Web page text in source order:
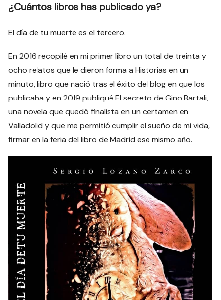
¿Cuántos libros has publicado ya?
El día de tu muerte es el tercero.
En 2016 recopilé en mi primer libro un total de treinta y
ocho relatos que le dieron forma a Historias en un
minuto, libro que nació tras el éxito del blog en que los
publicaba y en 2019 publiqué El secreto de Gino Bartali,
una novela que quedó finalista en un certamen en
Valladolid y que me permitió cumplir el sueño de mi vida,
firmar en la feria del libro de Madrid ese mismo año.